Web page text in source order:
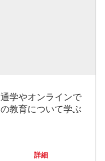
通学やオンラインで
の教育について学ぶ
詳細